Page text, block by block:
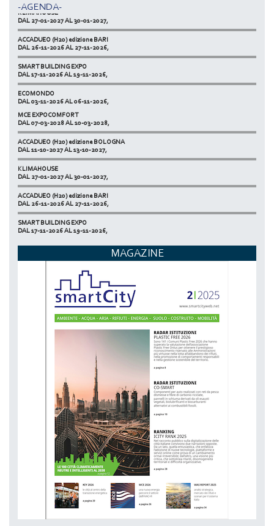
-AGENDA-
KLIMAHOUSE
DAL 27-01-2027 AL 30-01-2027,
ACCADUEO (H20) edizione BARI
DAL 26-11-2026 AL 27-11-2026,
SMART BUILDING EXPO
DAL 17-11-2026 AL 19-11-2026,
ECOMONDO
DAL 03-11-2026 AL 06-11-2026,
NETZERO MILAN - EXPO SUMMIT
DAL 20-10-2026 AL 22-10-2026,
MCE EXPOCOMFORT
DAL 07-03-2028 AL 10-03-2028,
ACCADUEO (H20) edizione BOLOGNA
DAL 11-10-2027 AL 13-10-2027,
KLIMAHOUSE
DAL 27-01-2027 AL 30-01-2027,
ACCADUEO (H20) edizione BARI
DAL 26-11-2026 AL 27-11-2026,
SMART BUILDING EXPO
DAL 17-11-2026 AL 19-11-2026,
ECOMONDO
NETZERO MILAN - EXPO SUMMIT
DAL 20-10-2026 AL 22-10-2026,
MAGAZINE